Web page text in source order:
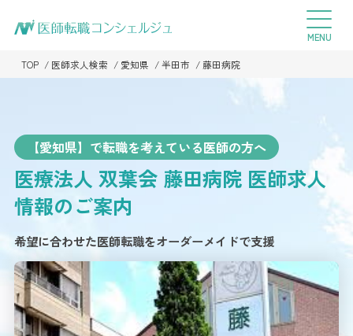
TOP 医師求人検索 愛知県 半田市 藤田病院
【愛知県】で転職を考えている医師の方へ
医療法人 双葉会 藤田病院 医師求人
情報のご案内
希望に合わせた医師転職をオーダーメイドで支援